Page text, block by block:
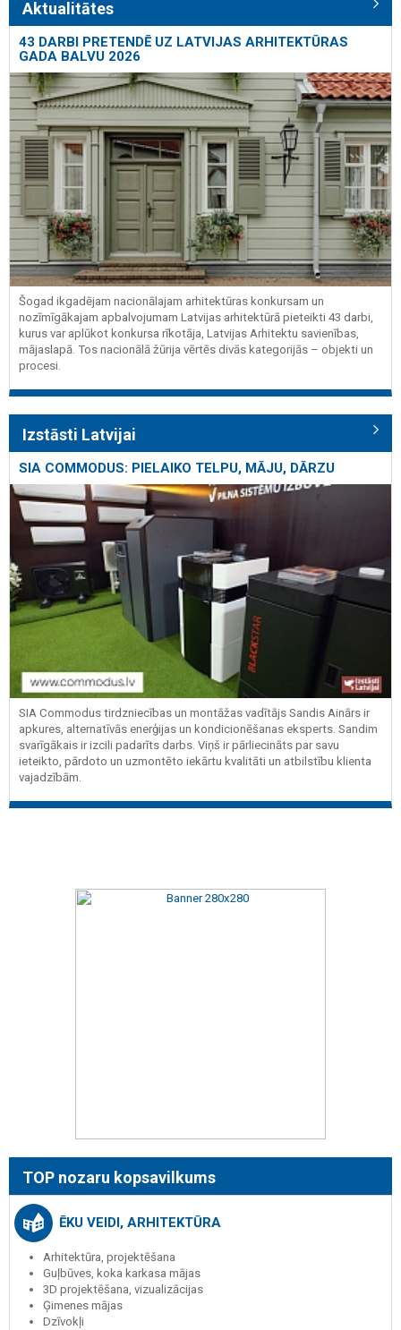
Aktualitātes
43 DARBI PRETENDĒ UZ LATVIJAS ARHITEKTŪRAS
GADA BALVU 2026
Šogad ikgadējam nacionālajam arhitektūras konkursam un
nozīmīgākajam apbalvojumam Latvijas arhitektūrā pieteikti 43 darbi,
kurus var aplūkot konkursa rīkotāja, Latvijas Arhitektu savienības,
mājaslapā. Tos nacionālā žūrija vērtēs divās kategorijās – objekti un
procesi.
Izstāsti Latvijai
SIA COMMODUS: PIELAIKO TELPU, MĀJU, DĀRZU
SIA Commodus tirdzniecības un montāžas vadītājs Sandis Ainārs ir
apkures, alternatīvās enerģijas un kondicionēšanas eksperts. Sandim
svarīgākais ir izcili padarīts darbs. Viņš ir pārliecināts par savu
ieteikto, pārdoto un uzmontēto iekārtu kvalitāti un atbilstību klienta
vajadzībām.
TOP nozaru kopsavilkums
ĒKU VEIDI, ARHITEKTŪRA
Arhitektūra, projektēšana
Guļbūves, koka karkasa mājas
3D projektēšana, vizualizācijas
Ģimenes mājas
Dzīvokļi